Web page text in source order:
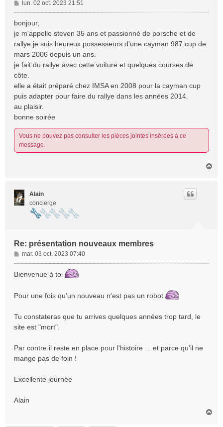
M
e
s
g
e
lun. 02 oct. 2023 21:51
bonjour,
je m'appelle steven 35 ans et passionné de porsche et de
rallye je suis heureux possesseurs d'une cayman 987 cup de
mars 2006 depuis un ans.
je fait du rallye avec cette voiture et quelques courses de
côte.
elle a était préparé chez IMSA en 2008 pour la cayman cup
puis adapter pour faire du rallye dans les années 2014.
au plaisir.
bonne soirée
Vous ne pouvez pas consulter les pièces jointes insérées à ce
message.
Alain
concierge
Re: présentation nouveaux membres
M
e
s
g
mar. 03 oct. 2023 07:40
Bienvenue à toi
Pour une fois qu'un nouveau n'est pas un robot
Tu constateras que tu arrives quelques années trop tard, le
site est "mort".
Par contre il reste en place pour l'histoire ... et parce qu'il ne
mange pas de foin !
Excellente journée
Alain